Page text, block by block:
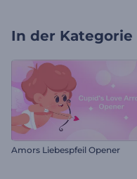
In der Kategorie
Amors Liebespfeil Opener